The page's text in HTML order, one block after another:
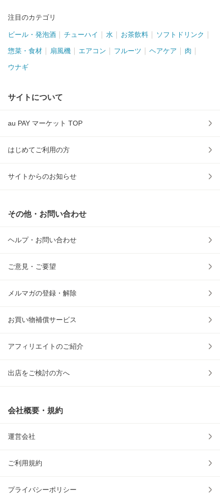
注目のカテゴリ
ビール・発泡酒 チューハイ 水 お茶飲料 ソフトドリンク
惣菜・食材 扇風機 エアコン フルーツ ヘアケア 肉
ウナギ
サイトについて
au PAY マーケット TOP
はじめてご利用の方
サイトからのお知らせ
その他・お問い合わせ
ヘルプ・お問い合わせ
ご意見・ご要望
メルマガの登録・解除
お買い物補償サービス
アフィリエイトのご紹介
出店をご検討の方へ
会社概要・規約
運営会社
ご利用規約
プライバシーポリシー